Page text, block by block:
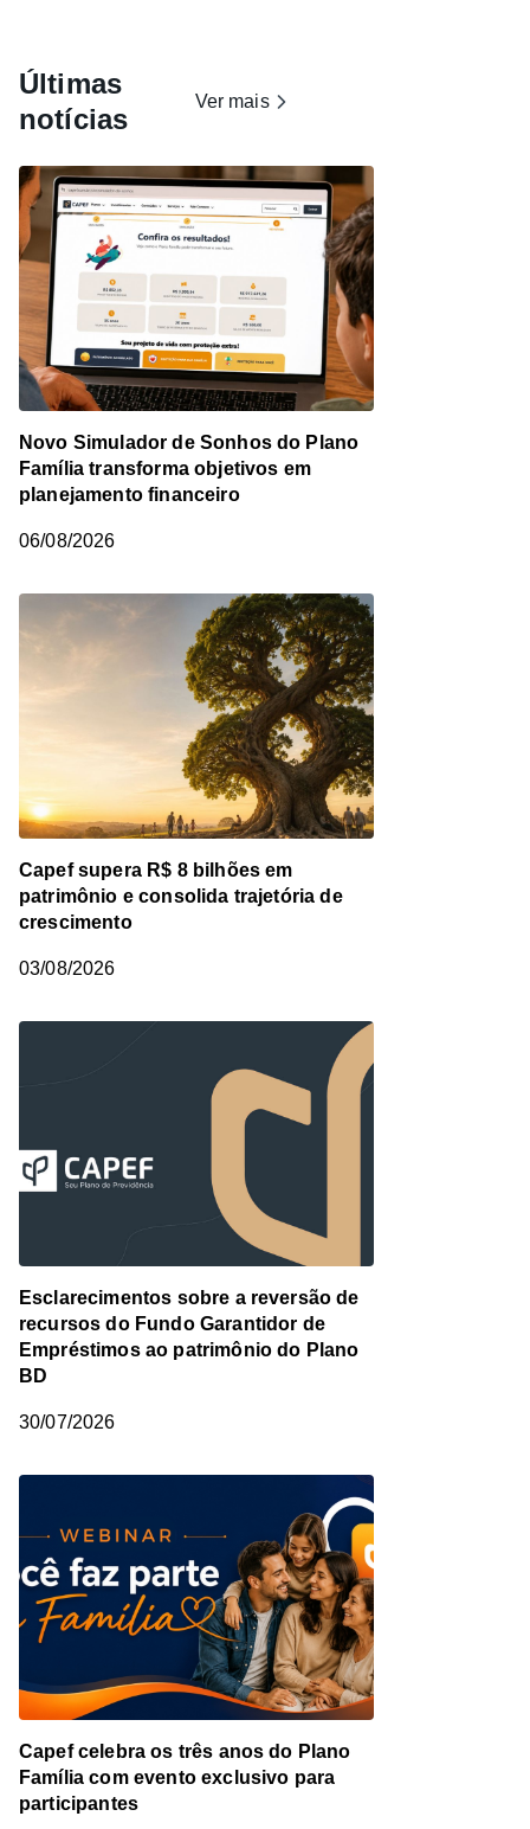
Últimas
notícias
Ver mais
Novo Simulador de Sonhos do Plano
Família transforma objetivos em
planejamento financeiro
06/08/2026
Capef supera R$ 8 bilhões em
patrimônio e consolida trajetória de
crescimento
03/08/2026
Esclarecimentos sobre a reversão de
recursos do Fundo Garantidor de
Empréstimos ao patrimônio do Plano
BD
30/07/2026
Capef celebra os três anos do Plano
Família com evento exclusivo para
participantes